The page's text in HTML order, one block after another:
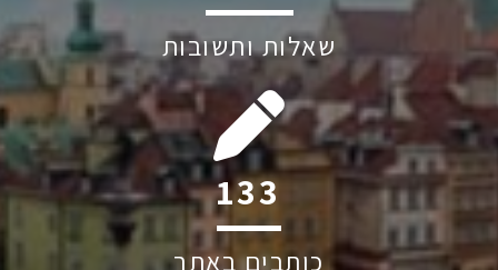
שאלות ותשובות
195
כותבים באתר